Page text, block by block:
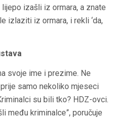
izašli iz ormara, a znate
izlaziti iz ormara, i rekli ‘da,
svoje ime i prezime. Ne
samo nekoliko mjeseci
su bili tko? HDZ-ovci.
među kriminalce”, poručuje